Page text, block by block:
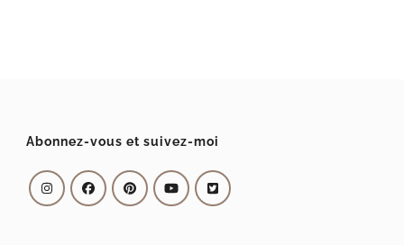
Les
options
peuvent
Abonnez-vous et suivez-moi